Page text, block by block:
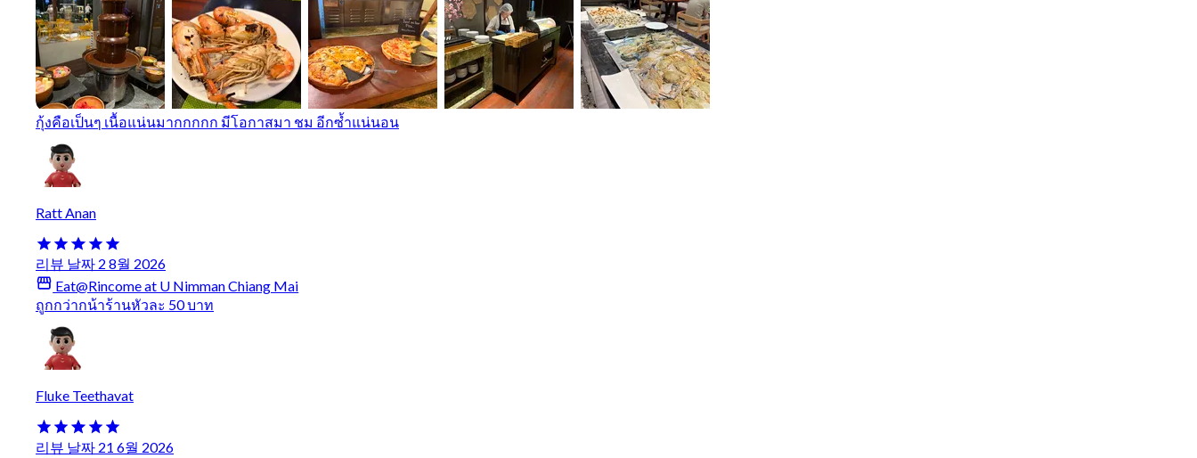
กุ้งคือเป็นๆ เนื้อแน่นมากกกกก มีโอกาสมา ชม อีกซ้ำแน่นอน
Ratt Anan
리뷰 날짜 2 8월 2026
Eat@Rincome at U Nimman Chiang Mai
ถูกกว่ากน้าร้านหัวละ 50 บาท
Fluke Teethavat
리뷰 날짜 21 6월 2026